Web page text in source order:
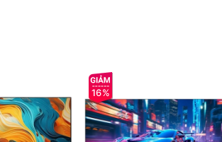
thiết kế thêm 3 khay chứa tiện lợi cho việc
16%